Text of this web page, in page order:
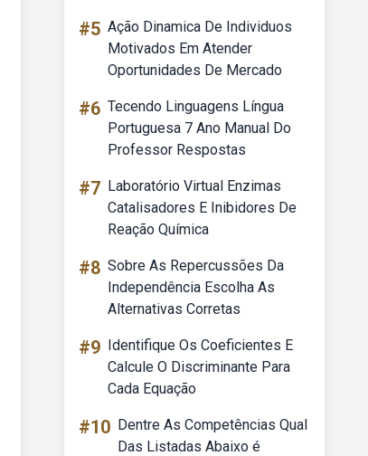
#5 Ação Dinamica De Individuos
Motivados Em Atender
Oportunidades De Mercado
#6 Tecendo Linguagens Língua
Portuguesa 7 Ano Manual Do
Professor Respostas
#7 Laboratório Virtual Enzimas
Catalisadores E Inibidores De
Reação Química
#8 Sobre As Repercussões Da
Independência Escolha As
Alternativas Corretas
#9 Identifique Os Coeficientes E
Calcule O Discriminante Para
Cada Equação
#10 Dentre As Competências Qual
Das Listadas Abaixo é